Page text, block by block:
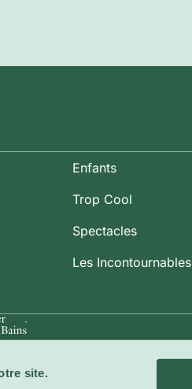
site.
Enfants
Trop Cool
Spectacles
Les Incontournables